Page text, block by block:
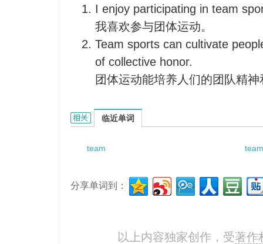
I enjoy participating in team
我喜欢参与团体运动。
Team sports can cultivate
of collective honor.
团体运动能培养人们的团队精
team sports的相关资料：
临近单词
team
分享单词到：
以上内容独家创作，受著作